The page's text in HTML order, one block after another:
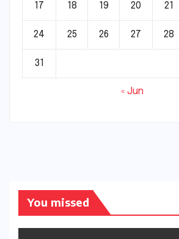
17 18 19 20 21
24 25 26 27 28
31
« Jun
You missed